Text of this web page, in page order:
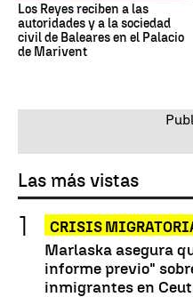
Los Reyes reciben a las
autoridades y a la sociedad
civil de Baleares en el Palacio
de Marivent
Las más vistas
CRISIS
Marlaska asegura
informe previo"
inmigrantes en